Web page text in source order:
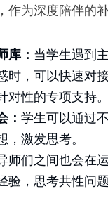
作为深度陪伴的补
库： 当学生遇到
时，可以快速对
对性的专项支持。
： 学生可以通过
，激发思考。
师们之间也会在
验，思考共性问